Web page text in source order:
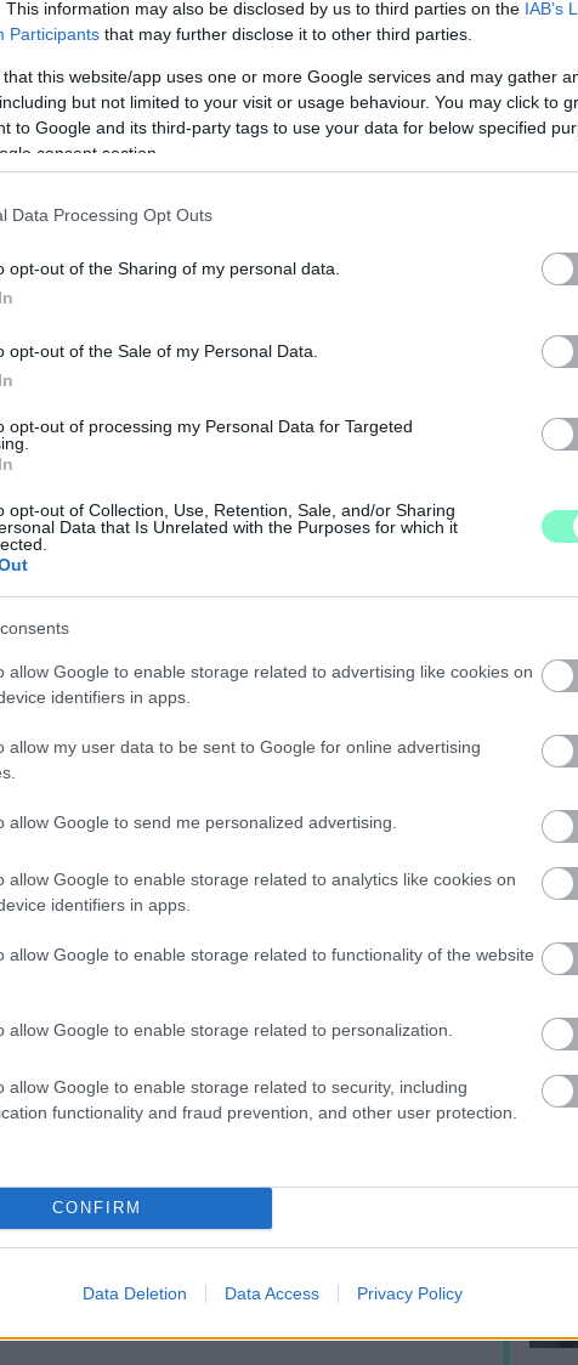
This information may also be disclosed by us to third parties on the IAB’s
Participants that may further disclose it to other third parties.
that this website/app uses one or more Google services and may gather
but not limited to your visit or usage behaviour. You may click to
to Google and its third-party tags to use your data for below specified
consent section.
Data Processing Opt Outs
opt-out of the Sharing of my personal data.
opt-out of the Sale of my Personal Data.
opt-out of processing my Personal Data for Targeted
opt-out of Collection, Use, Retention, Sale, and/or Sharing
Data that Is Unrelated with the Purposes for which it
allow Google to enable storage related to advertising like cookies on
identifiers in apps.
allow my user data to be sent to Google for online advertising
allow Google to send me personalized advertising.
allow Google to enable storage related to analytics like cookies on
identifiers in apps.
allow Google to enable storage related to functionality of the website
allow Google to enable storage related to personalization.
allow Google to enable storage related to security, including
functionality and fraud prevention, and other user protection.
CONFIRM
Data Deletion Data Access Privacy Policy
A
a